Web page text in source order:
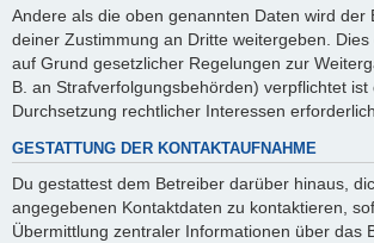
Andere als die oben genannten Daten wird der
deiner Zustimmung an Dritte weitergeben.
auf Grund gesetzlicher Regelungen zur
B. an Strafverfolgungsbehörden) verpflichtet
Durchsetzung rechtlicher Interessen
GESTATTUNG DER KONTAKTAUFNAHME
Du gestattest dem Betreiber darüber hinaus,
angegebenen Kontaktdaten zu kontaktieren,
Übermittlung zentraler Informationen über das